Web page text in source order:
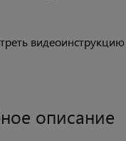
видеоинструкцию
описание